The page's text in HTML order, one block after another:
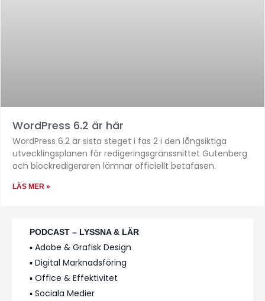
PODCAST – LYSSNA & LÄR
▪️ Adobe & Grafisk Design
▪️ Digital Marknadsföring
▪️ Office & Effektivitet
▪️ Sociala Medier
WordPress 6.2 är här
WordPress 6.2 är sista steget i fas 2 i den långsiktiga
utvecklingsplanen för redigeringsgränssnittet Gutenberg
och blockredigeraren lämnar officiellt betafasen.
LÄS MER »